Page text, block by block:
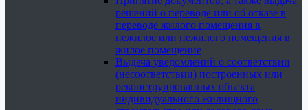
решений о переводе или об отказе в
переводе жилого помещения в
нежилое или нежилого помещения в
жилое помещение
Выдача уведомлений о соответствии
(несоответствии) построенных или
реконструированных объекта
индивидуального жилищного